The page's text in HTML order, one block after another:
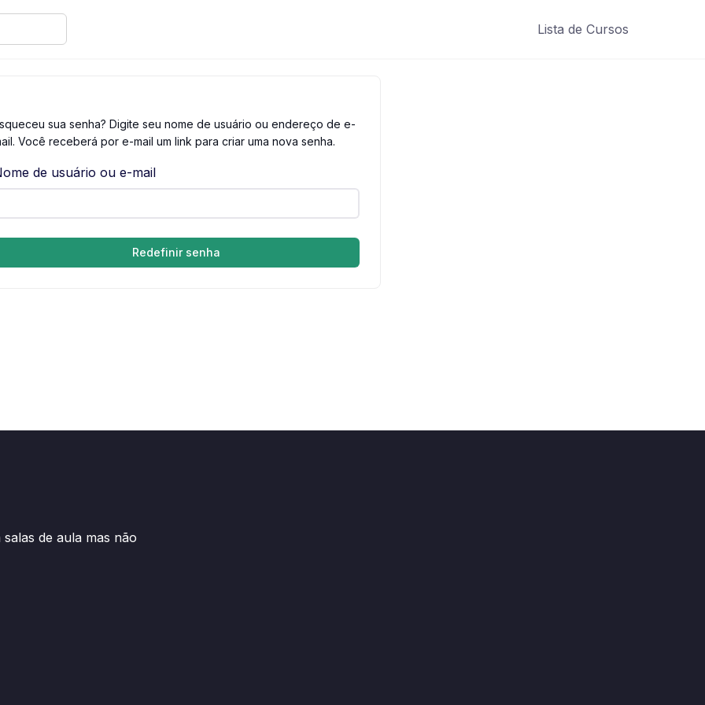
Lista de Cursos
sua senha? Digite seu nome de usuário ou endereço de e-
Você receberá por e-mail um link para criar uma nova senha.
de usuário ou e-mail
Redefinir senha
de aula mas não